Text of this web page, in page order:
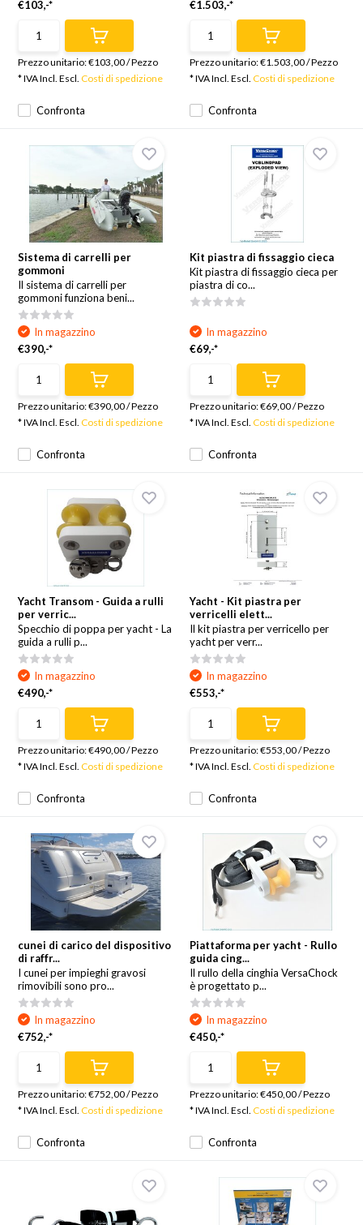
Confronta
€103,-*
Prezzo unitario:€103,00/Pezzo
* IVA Incl. Escl.Costi di spedizione
Confronta
€1.503,-*
Prezzo unitario:€1.503,00/Pezzo
* IVA Incl. Escl. Costi di spedizione
Sistema di carrelli per
gommoni
Il sistema di carrelli per
gommoni funziona beni...
Confronta
In magazzino
€390,-*
Prezzo unitario:€390,00/Pezzo
* IVA Incl. Escl.Costi di spedizione
Kit piastra di fissaggio cieca
Kit piastra di fissaggio cieca per
piastra di co...
Confronta
In magazzino
€69,-*
Prezzo unitario:€69,00/Pezzo
* IVA Incl. Escl. Costi di spedizione
Yacht Transom - Guida a rulli
per verric...
Specchio di poppa per yacht - La
guida a rulli p...
Confronta
In magazzino
€490,-*
Prezzo unitario:€490,00/Pezzo
* IVA Incl. Escl.Costi di spedizione
Yacht - Kit piastra per
verricelli elett...
Il kit piastra per verricello per
yacht per verr...
Confronta
In magazzino
€553,-*
Prezzo unitario:€553,00/Pezzo
* IVA Incl. Escl. Costi di spedizione
cunei di carico del dispositivo
di raffr...
I cunei per impieghi gravosi
rimovibili sono pro...
Confronta
In magazzino
€752,-*
Prezzo unitario:€752,00/Pezzo
* IVA Incl. Escl.Costi di spedizione
Piattaforma per yacht - Rullo
guida cing...
Il rullo della cinghia VersaChock
è progettato p...
Confronta
In magazzino
€450,-*
Prezzo unitario:€450,00/Pezzo
* IVA Incl. Escl. Costi di spedizione